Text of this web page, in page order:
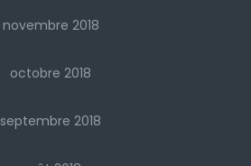
novembre 2018
octobre 2018
septembre 2018